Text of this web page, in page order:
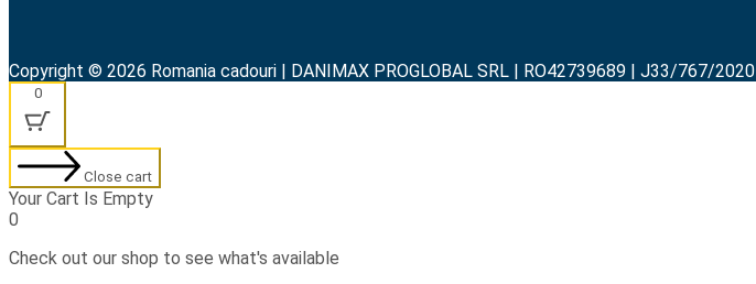
Copyright © 2026 Romania cadouri | DANIMAX PROGLOBAL SRL | RO42739689 | J33/767/2020
0
Close cart
Your Cart Is Empty
0
Check out our shop to see what's available